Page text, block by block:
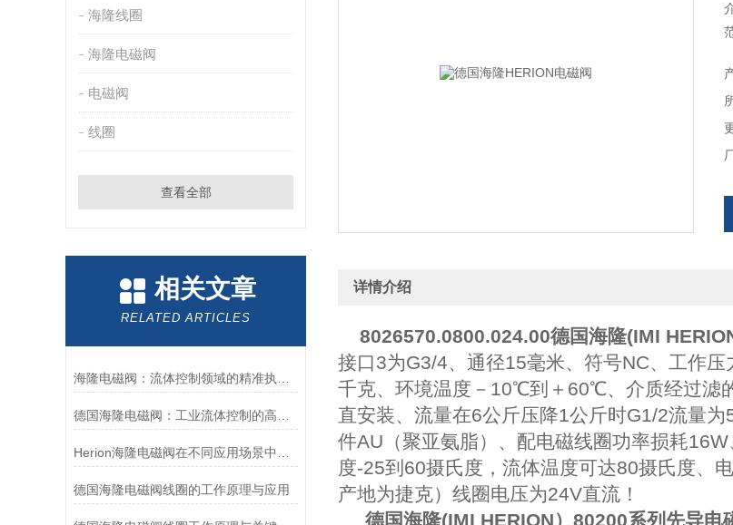
海隆线圈
海隆电磁阀
电磁阀
线圈
查看全部
相关文章
RELATED ARTICLES
德国海隆电磁阀线圈的工作原理与应用
详情介绍
8026570.0800.024.00德国海隆(IMI
接口3为G3/4、通径15毫米、符号NC、工作
千克、环境温度－10℃到＋60℃、介质经过滤
直安装、流量在6公斤压降1公斤时G1/2流量
件AU（聚亚氨脂）、配电磁线圈功率损耗
度-25到60摄氏度，流体温度可达80摄氏度、
产地为捷克）线圈电压为24V直流！
德国海隆(IMI HERION）80200系列先导电